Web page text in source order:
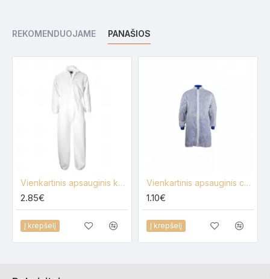
REKOMENDUOJAME PANAŠIOS
Vienkartinis apsauginis kombinezonas su gobtuvu Portwest ST11 PP 40g., baltas
2.85€
Į krepšelį
Vienkartinis apsauginis chalatas su Velcro, baltas
1.10€
Į krepšelį